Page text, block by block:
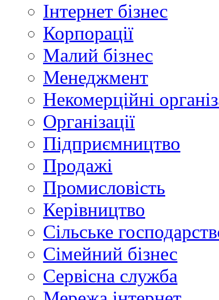
Інтернет бізнес
Корпорації
Малий бізнес
Менеджмент
Некомерційні
Організації
Підприємництво
Продажі
Промисловість
Керівництво
Сільське
Сімейний бізнес
Сервісна служба